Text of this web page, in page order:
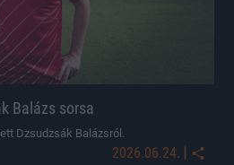
Balázs sorsa
Dzsudzsák Balázsról.
2026.06.24. |